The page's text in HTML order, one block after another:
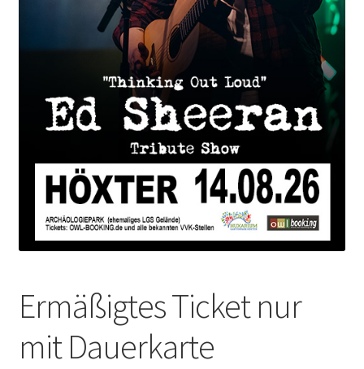
Ermäßigtes Ticket nur
mit Dauerkarte